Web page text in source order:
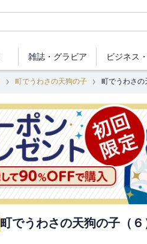
雑誌・ グラビア ビジネス
町でうわさの天狗の子 町でうわさの
町でうわさの天狗の子（６